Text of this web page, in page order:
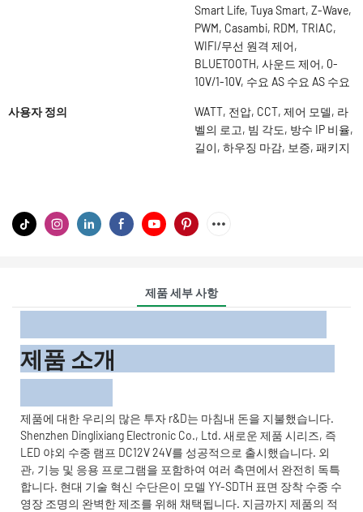
Smart Life, Tuya Smart, Z-Wave,
PWM, Casambi, RDM, TRIAC,
WIFI/무선 원격 제어,
BLUETOOTH, 사운드 제어, 0-
10V/1-10V, 수요 AS 수요 AS 수요
사용자 정의
WATT, 전압, CCT, 제어 모델, 라
벨의 로고, 빔 각도, 방수 IP 비율,
길이, 하우징 마감, 보증, 패키지
제품 세부 사항
제품 소개
제품에 대한 우리의 많은 투자 r&D는 마침내 돈을 지불했습니다.
Shenzhen Dinglixiang Electronic Co., Ltd. 새로운 제품 시리즈, 즉
LED 야외 수중 램프 DC12V 24V를 성공적으로 출시했습니다. 외
관, 기능 및 응용 프로그램을 포함하여 여러 측면에서 완전히 독특
합니다. 현대 기술 혁신 수단은이 모델 YY-SDTH 표면 장착 수중 수
영장 조명의 완벽한 제조를 위해 채택됩니다. 지금까지 제품의 적